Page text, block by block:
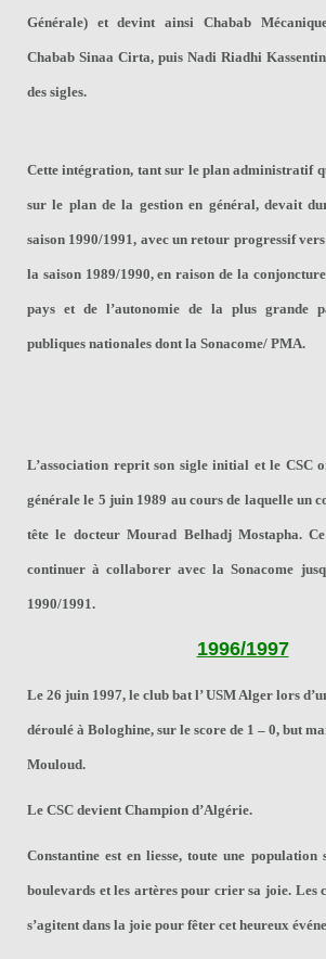
Générale) et devint ainsi Chabab
Chabab Sinaa Cirta, puis Nadi Riadhi
des sigles.
Cette intégration, tant sur le plan administratif
sur le plan de la gestion en général, devait
saison 1990/1991, avec un retour progressif
la saison 1989/1990, en raison de la
pays et de l’autonomie de la plus grande
publiques nationales dont la Sonacome/ PMA.
L’association reprit son sigle initial et le CSC
générale le 5 juin 1989 au cours de laquelle un
tête le docteur Mourad Belhadj Mostapha.
continuer à collaborer avec la Sonacome
1990/1991.
1996/1997
Le 26 juin 1997, le club bat l’ USM Alger lors
déroulé à Bologhine, sur le score de 1 – 0, but
Mouloud.
Le CSC devientChampion d’Algérie.
Constantine est en liesse, toute une population
boulevards et les artères pour crier sa joie. Les
s’agitent dans la joie pour fêter cet heureux